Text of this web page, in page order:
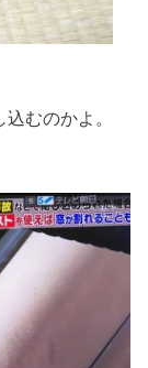
むのかよ。